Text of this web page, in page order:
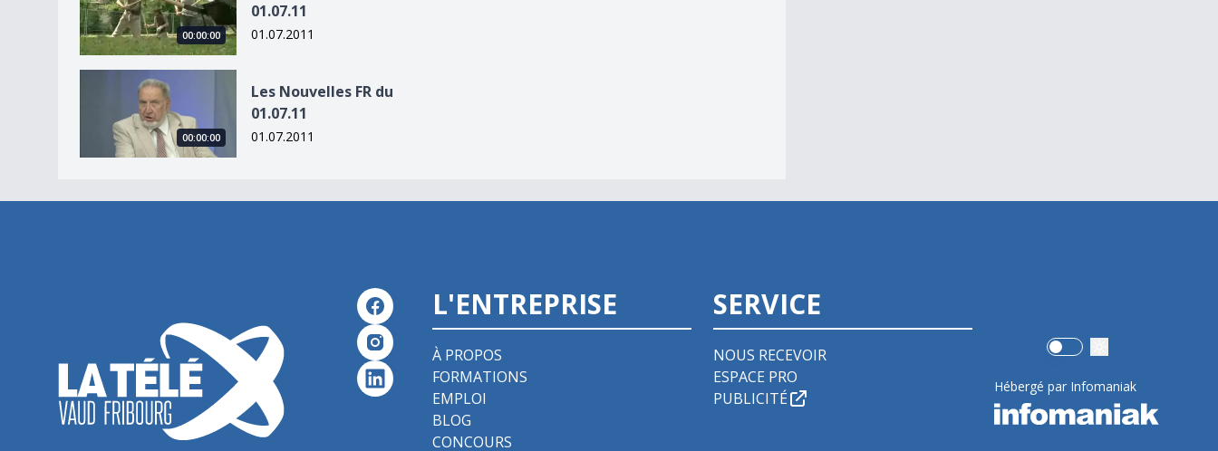
00:00:00
01.07.11
01.07.2011
Les Nouvelles FR du 01.07.11
00:00:00
Les Nouvelles FR du
01.07.11
01.07.2011
L'ENTREPRISE
À PROPOS
FORMATIONS
EMPLOI
BLOG
CONCOURS
SERVICE
NOUS RECEVOIR
ESPACE PRO
PUBLICITÉ
Use setting
Hébergé par Infomaniak